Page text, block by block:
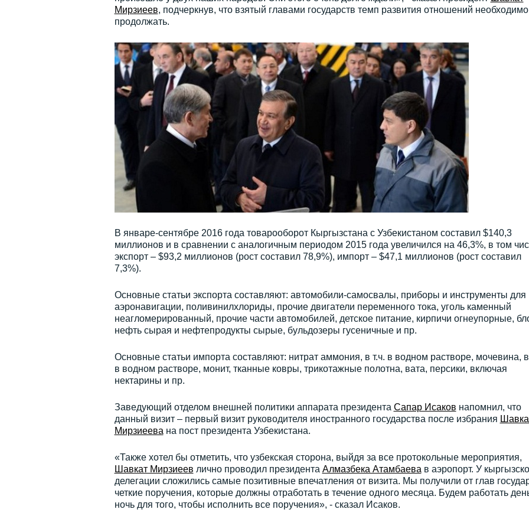
Мирзиеев, подчеркнув, что взятый главами государств темп развития отношений необходимо
продолжать.
В январе-сентябре 2016 года товарооборот Кыргызстана с Узбекистаном составил $140,3
миллионов и в сравнении с аналогичным периодом 2015 года увеличился на 46,3%, в том
экспорт – $93,2 миллионов (рост составил 78,9%), импорт – $47,1 миллионов (рост составил
7,3%).
Основные статьи экспорта составляют: автомобили-самосвалы, приборы и инструменты для
аэронавигации, поливинилхлориды, прочие двигатели переменного тока, уголь каменный
неагломерированный, прочие части автомобилей, детское питание, кирпичи огнеупорные,
нефть сырая и нефтепродукты сырые, бульдозеры гусеничные и пр.
Основные статьи импорта составляют: нитрат аммония, в т.ч. в водном растворе, мочевина, в
в водном растворе, монит, тканные ковры, трикотажные полотна, вата, персики, включая
нектарины и пр.
Заведующий отделом внешней политики аппарата президента Сапар Исаков напомнил, что
данный визит – первый визит руководителя иностранного государства после избрания
Мирзиеева на пост президента Узбекистана.
«Также хотел бы отметить, что узбекская сторона, выйдя за все протокольные мероприятия,
Шавкат Мирзиеев лично проводил президента Алмазбека Атамбаева в аэропорт. У
делегации сложились самые позитивные впечатления от визита. Мы получили от глав
четкие поручения, которые должны отработать в течение одного месяца. Будем работать
ночь для того, чтобы исполнить все поручения», - сказал Исаков.